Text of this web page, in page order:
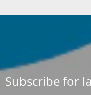
Subscribe for